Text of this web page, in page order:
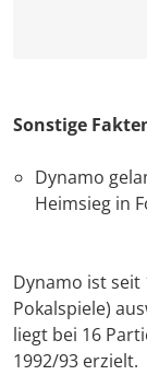
Sonstige
Dynamo
Heimsieg in
Dynamo ist seit
Pokalspiele)
liegt bei 16
1992/93 erzielt.